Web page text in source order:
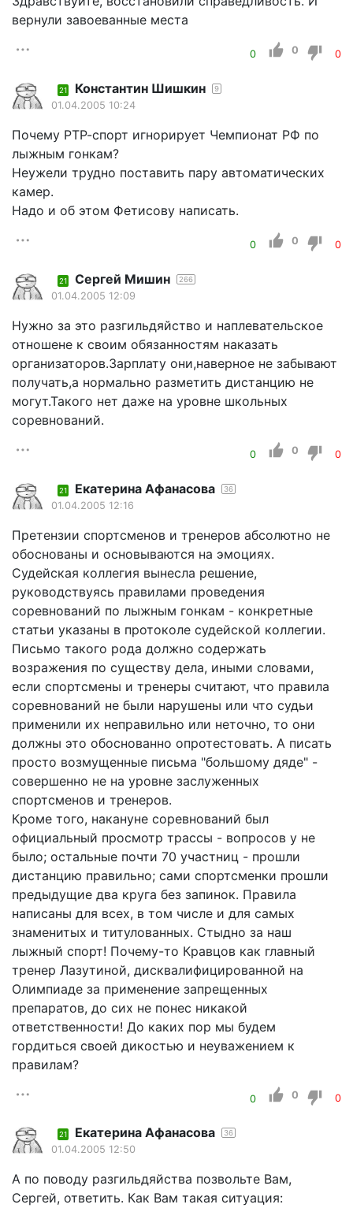
вернули завоеванные места
0 0 0
21 Константин Шишкин 9
01.04.2005 10:24
Почему РТР-спорт игнорирует Чемпионат РФ по
лыжным гонкам?
Неужели трудно поставить пару автоматических
камер.
Надо и об этом Фетисову написать.
0 0 0
21 Сергей Мишин 266
01.04.2005 12:09
Нужно за это разгильдяйство и наплевательское
отношене к своим обязанностям наказать
организаторов.Зарплату они,наверное не забывают
получать,а нормально разметить дистанцию не
могут.Такого нет даже на уровне школьных
соревнований.
0 0 0
21 Екатерина Афанасова 36
01.04.2005 12:16
Претензии спортсменов и тренеров абсолютно не
обоснованы и основываются на эмоциях.
Судейская коллегия вынесла решение,
руководствуясь правилами проведения
соревнований по лыжным гонкам - конкретные
статьи указаны в протоколе судейской коллегии.
Письмо такого рода должно содержать
возражения по существу дела, иными словами,
если спортсмены и тренеры считают, что правила
соревнований не были нарушены или что судьи
применили их неправильно или неточно, то они
должны это обоснованно опротестовать. А писать
просто возмущенные письма "большому дяде" -
совершенно не на уровне заслуженных
спортсменов и тренеров.
Кроме того, накануне соревнований был
официальный просмотр трассы - вопросов у не
было; остальные почти 70 участниц - прошли
дистанцию правильно; сами спортсменки прошли
предыдущие два круга без запинок. Правила
написаны для всех, в том числе и для самых
знаменитых и титулованных. Стыдно за наш
лыжный спорт! Почему-то Кравцов как главный
тренер Лазутиной, дисквалифицированной на
Олимпиаде за применение запрещенных
препаратов, до сих не понес никакой
ответственности! До каких пор мы будем
гордиться своей дикостью и неуважением к
правилам?
0 0 0
21 Екатерина Афанасова 36
01.04.2005 12:50
А по поводу разгильдяйства позвольте Вам,
Сергей, ответить. Как Вам такая ситуация: